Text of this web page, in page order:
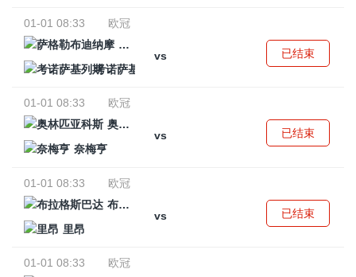
01-01 08:33
欧冠
萨格勒布迪纳摩
vs
考诺萨基列斯
已结束
01-01 08:33
欧冠
奥林匹亚科斯
vs
奈梅亨
已结束
01-01 08:33
欧冠
布拉格斯巴达
vs
里昂
已结束
01-01 08:33
欧冠